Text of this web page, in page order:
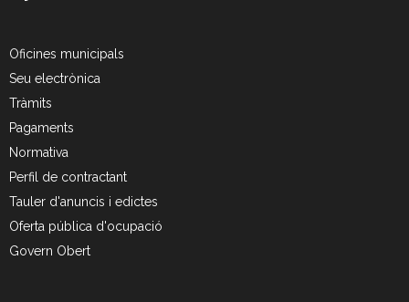
- Can Casanovas
- Deixalleria mòbil
- La gestió dels residus
- Gestió de les recollides
Oficines municipals
Seu electrònica
Tràmits
Pagaments
Normativa
Perfil de contractant
Tauler d'anuncis i edictes
Oferta pública d'ocupació
Govern Obert